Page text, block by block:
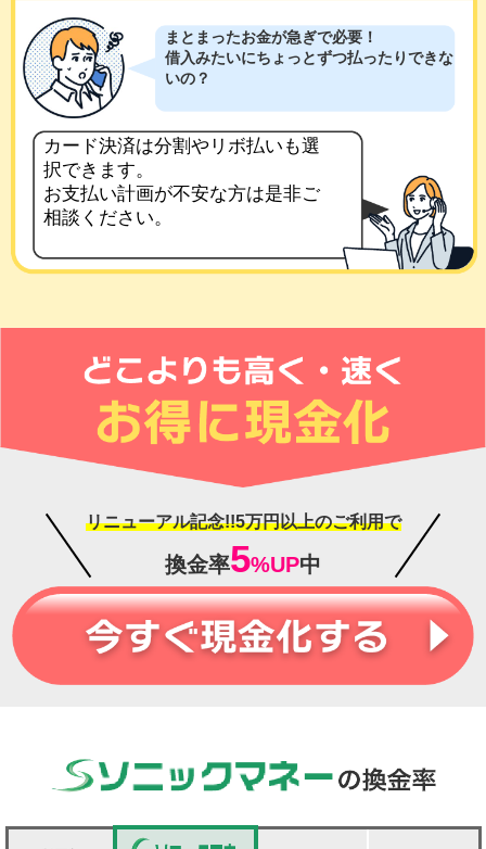
まとまったお金が急ぎで必要！
借入みたいにちょっとずつ払ったりできな
いの？
カード決済は分割やリボ払いも選
択できます。
お支払い計画が不安な方は是非ご
相談ください。
リニューアル記念!!5万円以上のご利用で
換金率5%UP中